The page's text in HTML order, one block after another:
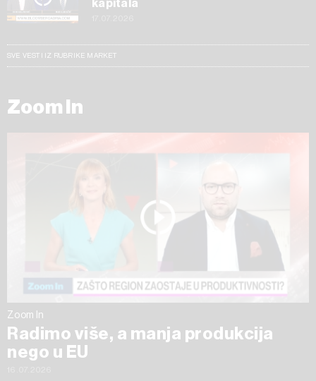
kapitala
SVE VESTI IZ RUBRIKE MARKET
Zoom In
Zoom In
Radimo više, a manja produkcija
nego u EU